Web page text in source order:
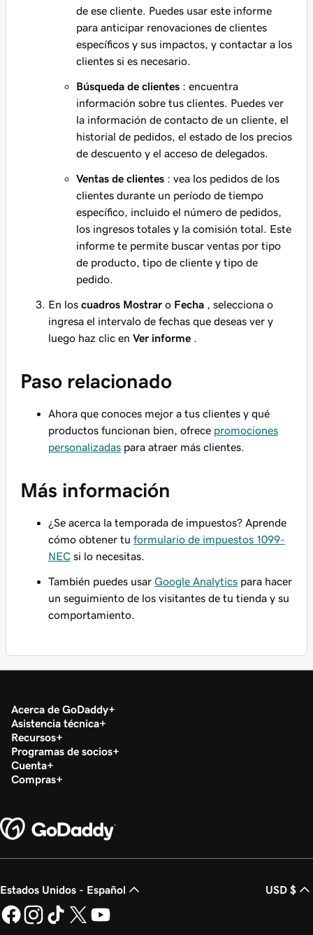
de ese cliente. Puedes usar este informe
para anticipar renovaciones de clientes
específicos y sus impactos, y contactar a los
clientes si es necesario.
Búsqueda de clientes : encuentra
información sobre tus clientes. Puedes ver
la información de contacto de un cliente, el
historial de pedidos, el estado de los precios
de descuento y el acceso de delegados.
Ventas de clientes : vea los pedidos de los
clientes durante un período de tiempo
específico, incluido el número de pedidos,
los ingresos totales y la comisión total. Este
informe te permite buscar ventas por tipo
de producto, tipo de cliente y tipo de
pedido.
En los cuadros Mostrar o Fecha , selecciona o
ingresa el intervalo de fechas que deseas ver y
luego haz clic en Ver informe
Paso relacionado
Ahora que conoces mejor a tus clientes y qué
productos funcionan bien, ofrece promociones
personalizadas para atraer más clientes.
Más información
¿Se acerca la temporada de impuestos? Aprende
cómo obtener tu formulario de impuestos 1099-
NEC si lo necesitas.
También puedes usar Google Analytics para hacer
un seguimiento de los visitantes de tu tienda y su
comportamiento.
Acerca de GoDaddy
Asistencia técnica
Recursos
Programas de socios
Cuenta
Compras
Estados Unidos - Español USD $